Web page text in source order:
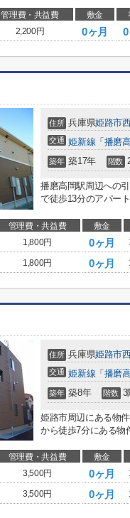
管理費・共益費 敷金
2,200円 0ヶ月 0
住所 兵庫県姫路市
交通 姫新線 「 播磨
築年 築17年 階数
播磨高岡駅周辺への
で徒歩13分のアパー
管理費・共益費 敷金
1,800円 0ヶ月
1,800円 0ヶ月
住所 兵庫県姫路市
交通 姫新線 「 播磨
築年 築8年 階数 3
姫路市周辺にある物
から徒歩7分にある物
管理費・共益費 敷金
3,500円 0ヶ月
3,500円 0ヶ月